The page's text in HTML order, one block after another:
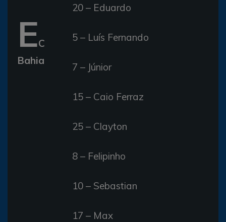
EC
Bahia
20 – Eduardo
5 – Luís Fernando
7 – Júnior
15 – Caio Ferraz
25 – Clayton
8 – Felipinho
10 – Sebastian
17 – Max